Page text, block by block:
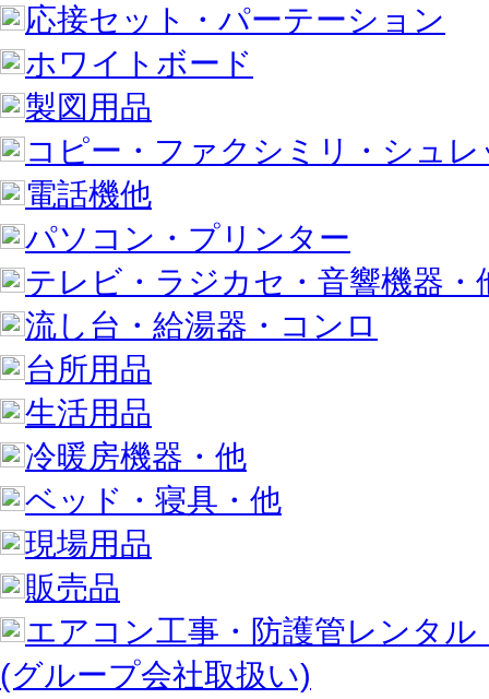
応接セット・パーテーション
ホワイトボード
製図用品
コピー・ファクシミリ・シュ
電話機他
パソコン・プリンター
テレビ・ラジカセ・音響機器・
流し台・給湯器・コンロ
台所用品
生活用品
冷暖房機器・他
ベッド・寝具・他
現場用品
販売品
エアコン工事・防護管レンタル
(グループ会社取扱い)